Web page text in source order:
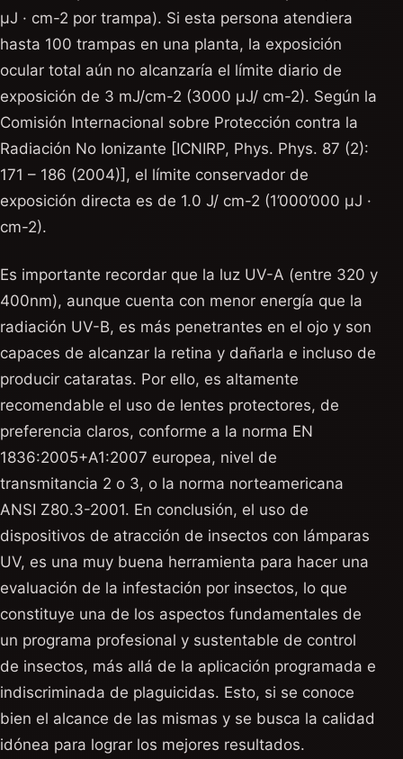
μJ · cm-2 por trampa). Si esta persona atendiera
hasta 100 trampas en una planta, la exposición
ocular total aún no alcanzaría el límite diario de
exposición de 3 mJ/cm-2 (3000 μJ/ cm-2). Según la
Comisión Internacional sobre Protección contra la
Radiación No Ionizante [ICNIRP, Phys. Phys. 87 (2):
171 – 186 (2004)], el límite conservador de
exposición directa es de 1.0 J/ cm-2 (1’000’000 μJ ·
cm-2).
Es importante recordar que la luz UV-A (entre 320 y
400nm), aunque cuenta con menor energía que la
radiación UV-B, es más penetrantes en el ojo y son
capaces de alcanzar la retina y dañarla e incluso de
producir cataratas. Por ello, es altamente
recomendable el uso de lentes protectores, de
preferencia claros, conforme a la norma EN
1836:2005+A1:2007 europea, nivel de
transmitancia 2 o 3, o la norma norteamericana
ANSI Z80.3-2001. En conclusión, el uso de
dispositivos de atracción de insectos con lámparas
UV, es una muy buena herramienta para hacer una
evaluación de la infestación por insectos, lo que
constituye una de los aspectos fundamentales de
un programa profesional y sustentable de control
de insectos, más allá de la aplicación programada e
indiscriminada de plaguicidas. Esto, si se conoce
bien el alcance de las mismas y se busca la calidad
idónea para lograr los mejores resultados.